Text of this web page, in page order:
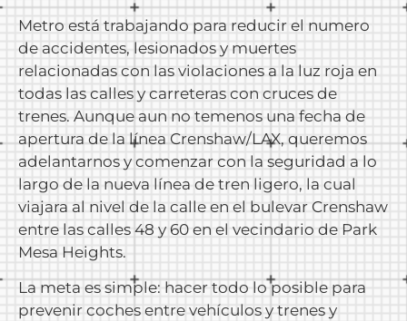
Metro está trabajando para reducir el numero
de accidentes, lesionados y muertes
relacionadas con las violaciones a la luz roja en
todas las calles y carreteras con cruces de
trenes. Aunque aun no temenos una fecha de
apertura de la línea Crenshaw/LAX, queremos
adelantarnos y comenzar con la seguridad a lo
largo de la nueva línea de tren ligero, la cual
viajara al nivel de la calle en el bulevar Crenshaw
entre las calles 48 y 60 en el vecindario de Park
Mesa Heights.
La meta es simple: hacer todo lo posible para
prevenir coches entre vehículos y trenes y